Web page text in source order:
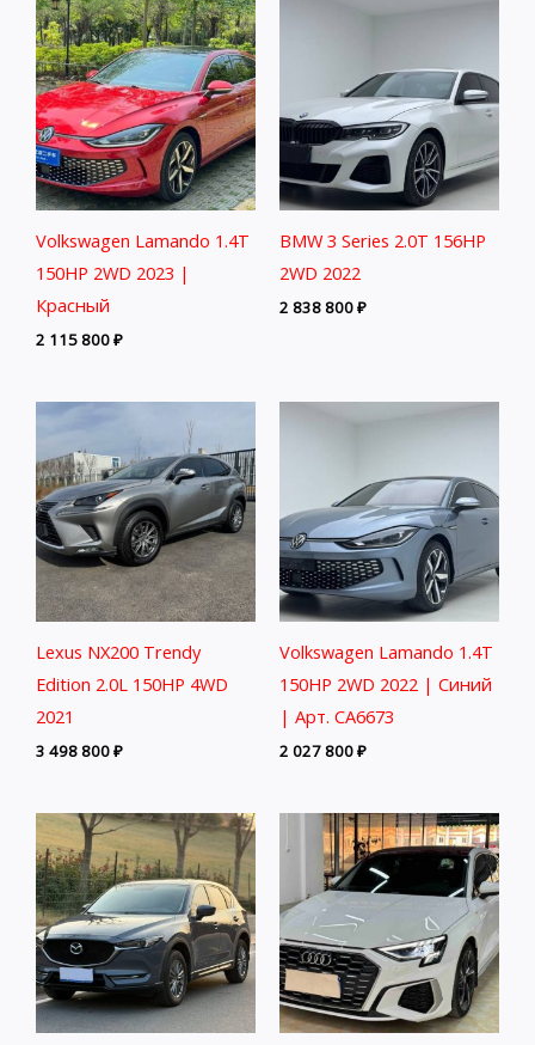
Volkswagen Lamando 1.4T
150HP 2WD 2023 |
Красный
2 115 800₽
BMW 3 Series 2.0T 156HP
2WD 2022
2 838 800₽
Lexus NX200 Trendy
Edition 2.0L 150HP 4WD
2021
3 498 800₽
Volkswagen Lamando 1.4T
150HP 2WD 2022 | Синий
| Арт. CA6673
2 027 800₽